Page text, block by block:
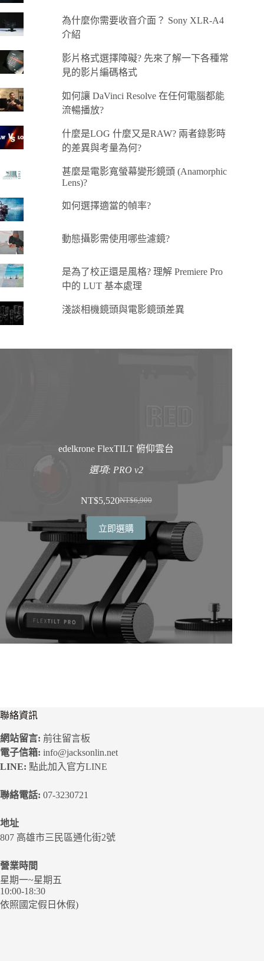
為什麼你需要收音介面？ Sony XLR-A4
介紹
影片格式選擇障礙? 先來了解一下各種常
見的影片編碼格式
如何讓 DaVinci Resolve 在任何電腦都能
流暢播放?
什麼是LOG 什麼又是RAW? 兩者錄影時
的差異與考量為何?
甚麼是電影寬螢幕變形鏡頭 (Anamorphic
Lens)?
如何選擇適當的幀率?
動態攝影需使用哪些濾鏡?
是為了校正還是風格? 理解 Premiere Pro
中的 LUT 基本處理
淺談相機鏡頭與電影鏡頭差異
edelkrone FlexTILT 俯仰雲台
選項: PRO v2
NT$6,900
原
始
價
格：
NT$6,900。
NT$5,520目
前
價
格：
NT$5,520。
立即選購
聯絡資訊
網站留言: 前往留言板
電子信箱: info@jacksonlin.net
LINE: 點此加入官方LINE
聯絡電話: 07-3230721
地址
807 高雄市三民區通化街2號
營業時間
星期一~星期五
10:00-18:30
依照國定假日休假)